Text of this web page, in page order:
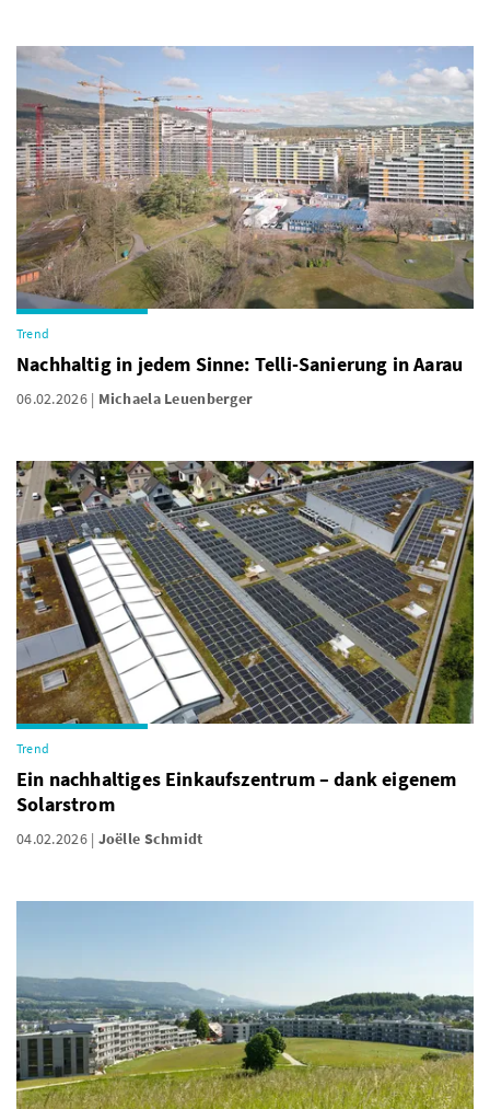
Trend
Nachhaltig in jedem Sinne: Telli-Sanierung in Aarau
06.02.2026 Michaela Leuenberger
Trend
Ein nachhaltiges Einkaufszentrum – dank eigenem
Solarstrom
04.02.2026 Joëlle Schmidt